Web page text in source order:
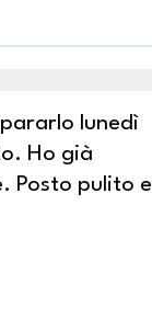
lunedì
Ho già
Posto pulito e